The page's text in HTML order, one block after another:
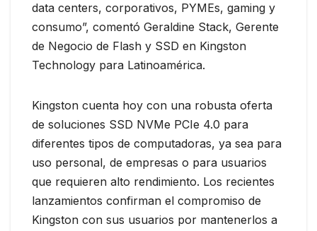
data centers, corporativos, PYMEs, gaming y
consumo”, comentó Geraldine Stack, Gerente
de Negocio de Flash y SSD en Kingston
Technology para Latinoamérica.
Kingston cuenta hoy con una robusta oferta
de soluciones SSD NVMe PCIe 4.0 para
diferentes tipos de computadoras, ya sea para
uso personal, de empresas o para usuarios
que requieren alto rendimiento. Los recientes
lanzamientos confirman el compromiso de
Kingston con sus usuarios por mantenerlos a